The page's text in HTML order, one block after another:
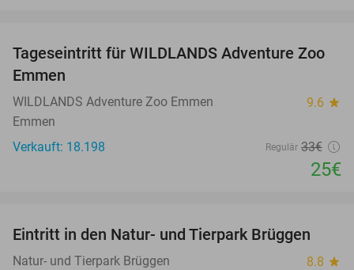
24%
Tageseintritt für WILDLANDS Adventure Zoo
Emmen
WILDLANDS Adventure Zoo Emmen 9.6 star
Emmen
Verkauft: 18.198
Regulär 33€
25€
24%
Eintritt in den Natur- und Tierpark Brüggen
Natur- und Tierpark Brüggen 8.8 star